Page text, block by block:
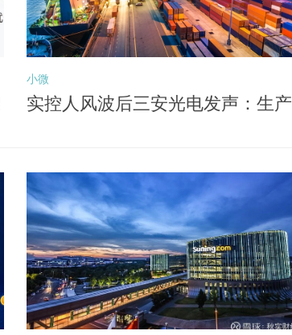
小微
实控人风波后三安光电发声：生产